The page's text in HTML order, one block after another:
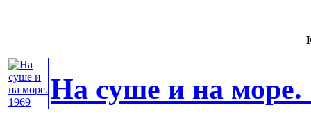
На суше и на море.